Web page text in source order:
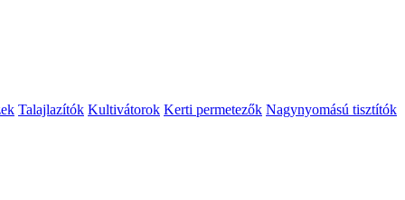
Talajlazítók Kultivátorok Kerti permetezők Nagynyomású tisztítók